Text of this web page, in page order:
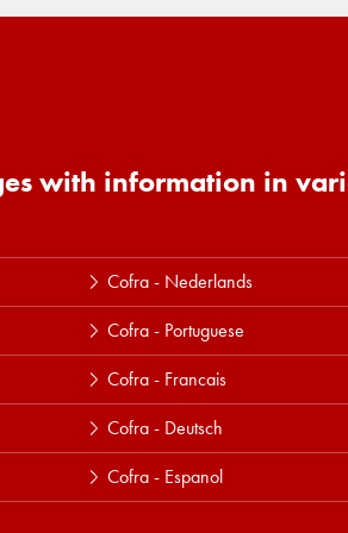
with information in
Cofra - Nederlands
Cofra - Portuguese
Cofra - Francais
Cofra - Deutsch
Cofra - Espanol